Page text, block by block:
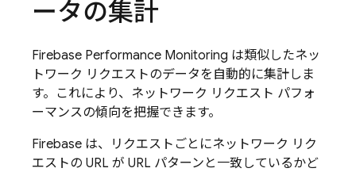
ータの集計
Firebase Performance Monitoring は類似したネッ
トワーク リクエストのデータを自動的に集計しま
す。これにより、ネットワーク リクエスト パフォ
ーマンスの傾向を把握できます。
Firebase は、リクエストごとにネットワーク リク
エストの URL が URL パターンと一致しているかど